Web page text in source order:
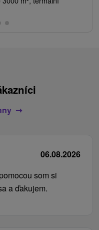
06.08.2026
som si
a ďakujem.